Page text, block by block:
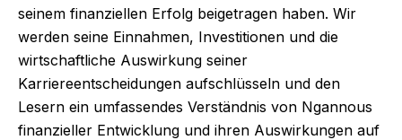
seinem finanziellen Erfolg beigetragen haben. Wir
werden seine Einnahmen, Investitionen und die
wirtschaftliche Auswirkung seiner
Karriereentscheidungen aufschlüsseln und den
Lesern ein umfassendes Verständnis von Ngannous
finanzieller Entwicklung und ihren Auswirkungen auf